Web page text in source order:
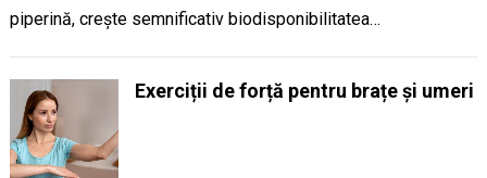
piperină, crește semnificativ biodisponibilitatea…
Exerciții de forță pentru brațe și umeri